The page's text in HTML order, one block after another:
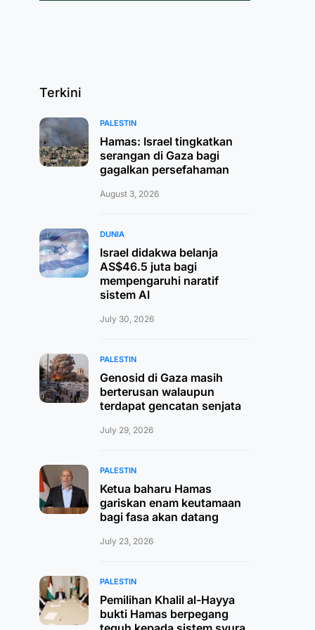
Terkini
PALESTIN
Hamas: Israel tingkatkan
serangan di Gaza bagi
gagalkan persefahaman
August 3, 2026
DUNIA
Israel didakwa belanja
AS$46.5 juta bagi
mempengaruhi naratif
sistem AI
July 30, 2026
PALESTIN
Genosid di Gaza masih
berterusan walaupun
terdapat gencatan senjata
July 29, 2026
PALESTIN
Ketua baharu Hamas
gariskan enam keutamaan
bagi fasa akan datang
July 23, 2026
PALESTIN
Pemilihan Khalil al-Hayya
bukti Hamas berpegang